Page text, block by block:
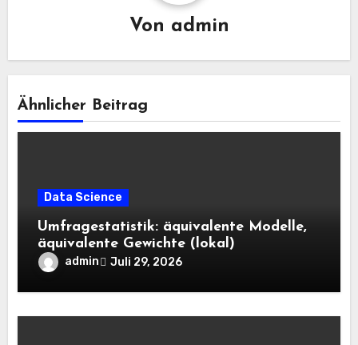
Von admin
Ähnlicher Beitrag
Data Science
Umfragestatistik: äquivalente Modelle,
äquivalente Gewichte (lokal)
admin Juli 29, 2026